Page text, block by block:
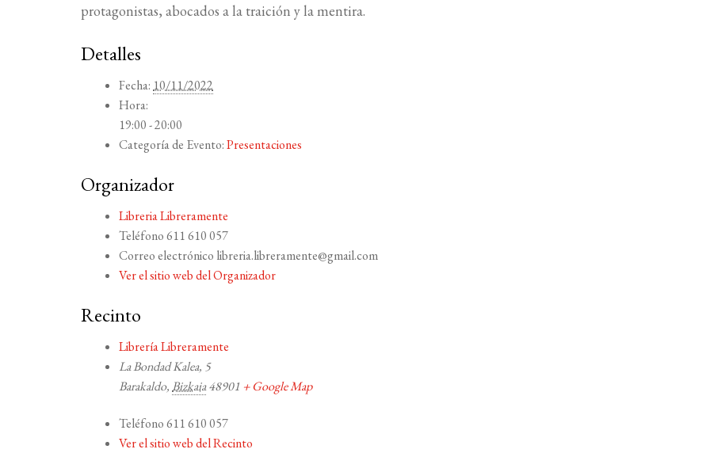
protagonistas, abocados a la traición y la mentira.
Detalles
Fecha: 10/11/2022
Hora:
19:00 - 20:00
Categoría de Evento: Presentaciones
Organizador
Libreria Libreramente
Teléfono611 610 057
Correo electrónico libreria.libreramente@gmail.com
Ver el sitio web del Organizador
Recinto
Librería Libreramente
La Bondad Kalea, 5
Barakaldo, Bizkaia48901 + Google Map
Teléfono 611 610 057
Ver el sitio web del Recinto